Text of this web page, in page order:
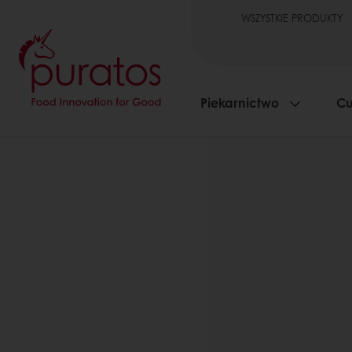
WSZYSTKIE PRODUKTY
Piekarnictwo